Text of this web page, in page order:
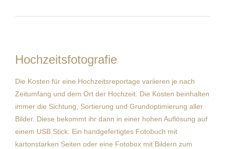
Hochzeitsfotografie
Die Kosten für eine Hochzeitsreportage variieren je nach
Zeitumfang und dem Ort der Hochzeit. Die Kosten beinhalten
immer die Sichtung, Sortierung und Grundoptimierung aller
Bilder. Diese bekommt ihr dann in einer hohen Auflösung auf
einem USB Stick. Ein handgefertigtes Fotobuch mit
kartonstarken Seiten oder eine Fotobox mit Bildern zum